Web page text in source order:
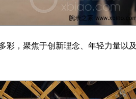
，聚焦于创新理念、年轻力量以及